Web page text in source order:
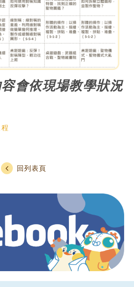
會依現場教學狀況
回列表頁